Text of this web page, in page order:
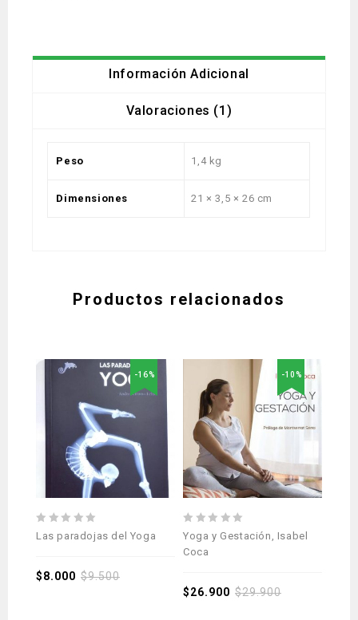
Información Adicional
Valoraciones (1)
Peso 1,4 kg
Dimensiones 21 × 3,5 × 26 cm
Productos relacionados
-16%
0
5
Las paradojas del Yoga
$9.500
$8.000
-10%
0
Yoga y Gestación, Isabel
Coca
$29.900
$26.900